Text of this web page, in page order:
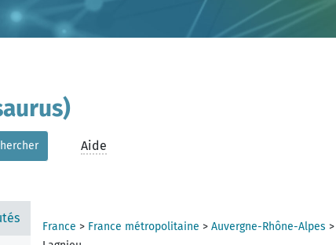
Aide
France > France métropolitaine > Auvergne-Rhône-Alpes >